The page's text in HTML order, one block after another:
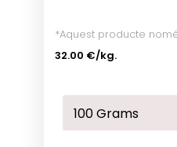
*Aquest producte
32.00 €/kg.